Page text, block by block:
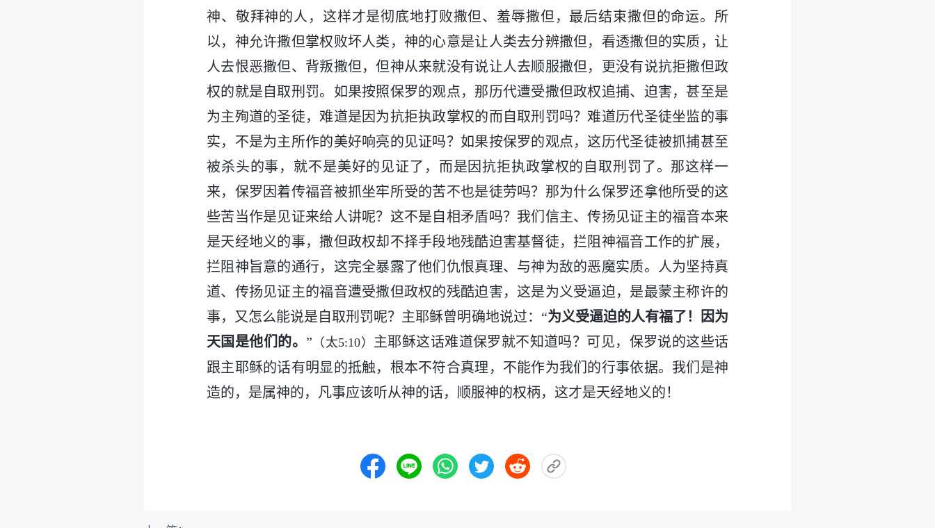
神、敬拜神的人，这样才是彻底地打败撒但、羞辱撒但，最后结束撒但的命运。所
以，神允许撒但掌权败坏人类，神的心意是让人类去分辨撒但，看透撒但的实质，让
人去恨恶撒但、背叛撒但，但神从来就没有说让人去顺服撒但，更没有说抗拒撒但政
权的就是自取刑罚。如果按照保罗的观点，那历代遭受撒但政权追捕、迫害，甚至是
为主殉道的圣徒，难道是因为抗拒执政掌权的而自取刑罚吗？难道历代圣徒坐监的事
实，不是为主所作的美好响亮的见证吗？如果按保罗的观点，这历代圣徒被抓捕甚至
被杀头的事，就不是美好的见证了，而是因抗拒执政掌权的自取刑罚了。那这样一
来，保罗因着传福音被抓坐牢所受的苦不也是徒劳吗？那为什么保罗还拿他所受的这
些苦当作是见证来给人讲呢？这不是自相矛盾吗？我们信主、传扬见证主的福音本来
是天经地义的事，撒但政权却不择手段地残酷迫害基督徒，拦阻神福音工作的扩展，
拦阻神旨意的通行，这完全暴露了他们仇恨真理、与神为敌的恶魔实质。人为坚持真
道、传扬见证主的福音遭受撒但政权的残酷迫害，这是为义受逼迫，是最蒙主称许的
事，又怎么能说是自取刑罚呢？主耶稣曾明确地说过：“为义受逼迫的人有福了！因为
天国是他们的。 ” （太5:10） 主耶稣这话难道保罗就不知道吗？可见，保罗说的这些话
跟主耶稣的话有明显的抵触，根本不符合真理，不能作为我们的行事依据。我们是神
造的，是属神的，凡事应该听从神的话，顺服神的权柄，这才是天经地义的！